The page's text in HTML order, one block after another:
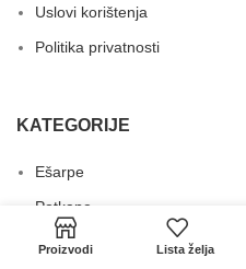
Uslovi korištenja
Politika privatnosti
KATEGORIJE
Ešarpe
Potkape
Proizvodi Lista želja